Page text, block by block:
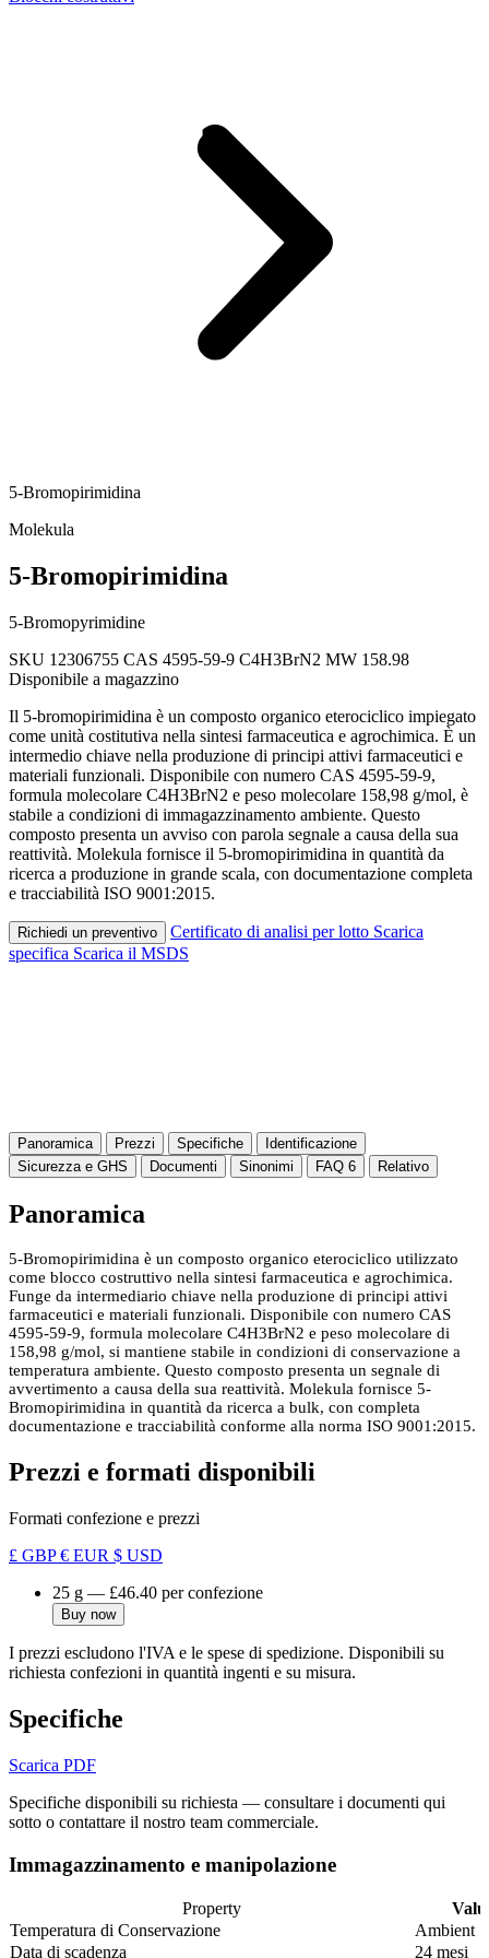
5-Bromopirimidina
Molekula
5-Bromopirimidina
5-Bromopyrimidine
SKU 12306755 CAS 4595-59-9 C4H3BrN2 MW 158.98
Disponibile a magazzino
Il 5-bromopirimidina è un composto organico eterociclico impiegato
come unità costitutiva nella sintesi farmaceutica e agrochimica. È un
intermedio chiave nella produzione di principi attivi farmaceutici e
materiali funzionali. Disponibile con numero CAS 4595-59-9,
formula molecolare C4H3BrN2 e peso molecolare 158,98 g/mol, è
stabile a condizioni di immagazzinamento ambiente. Questo
composto presenta un avviso con parola segnale a causa della sua
reattività. Molekula fornisce il 5-bromopirimidina in quantità da
ricerca a produzione in grande scala, con documentazione completa
e tracciabilità ISO 9001:2015.
Richiedi un preventivo Certificato di analisi per lotto Scarica
specifica Scarica il MSDS
Panoramica Prezzi Specifiche
Identificazione
Sicurezza e GHS
Documenti Sinonimi FAQ 6 Relativo
Panoramica
5-Bromopirimidina è un composto organico eterociclico utilizzato
come blocco costruttivo nella sintesi farmaceutica e agrochimica.
Funge da intermediario chiave nella produzione di principi attivi
farmaceutici e materiali funzionali. Disponibile con numero CAS
4595-59-9, formula molecolare C4H3BrN2 e peso molecolare di
158,98 g/mol, si mantiene stabile in condizioni di conservazione a
temperatura ambiente. Questo composto presenta un segnale di
avvertimento a causa della sua reattività. Molekula fornisce 5-
Bromopirimidina in quantità da ricerca a bulk, con completa
documentazione e tracciabilità conforme alla norma ISO 9001:2015.
Prezzi e formati disponibili
Formati confezione e prezzi
£ GBP€ EUR $ USD
25 g — £46.40 per confezione
Buy now
I prezzi escludono l'IVA e le spese di spedizione. Disponibili su
richiesta confezioni in quantità ingenti e su misura.
Specifiche
Scarica PDF
Specifiche disponibili su richiesta — consultare i documenti qui
sotto o contattare il nostro team commerciale.
Immagazzinamento e manipolazione
Property
Temperatura di Conservazione
Ambient
Data di scadenza
24 mesi